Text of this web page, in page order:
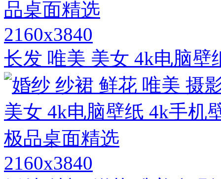
2160x3840
长发 唯美 美女 4k电脑
2160x3840